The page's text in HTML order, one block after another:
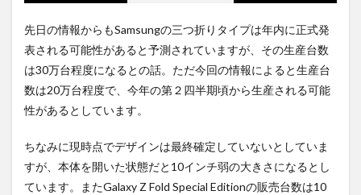
ンシ
ョッ
プが
おす
め！
先日の情報からもSamsungの三つ折りタイプは年内に正式発
表される可能性があると予測されていますが、その生産台数
は30万台程度になるとの話。ただ今回の情報によると生産台
数は20万台程度で、今年の第２四半期頃から生産される可能
性があるとしています。
ちなみに現時点でデザインは最終確定していないとしていま
すが、本体を開いた状態だと10インチ弱の大きさになるとし
ています。またGalaxy Z Fold Special Editionの販売台数は10